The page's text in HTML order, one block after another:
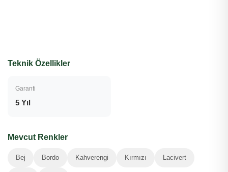
Teknik Özellikler
Garanti
5 Yıl
Mevcut Renkler
Bej Bordo Kahverengi Kırmızı Lacivert